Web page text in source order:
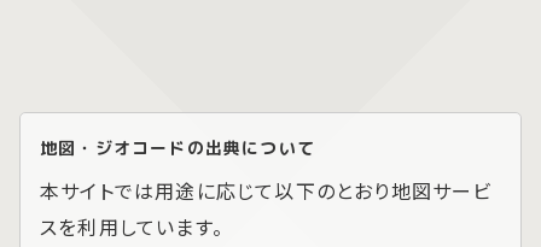
地図・ジオコードの出典について
本サイトでは用途に応じて以下のとおり地図サービ
スを利用しています。